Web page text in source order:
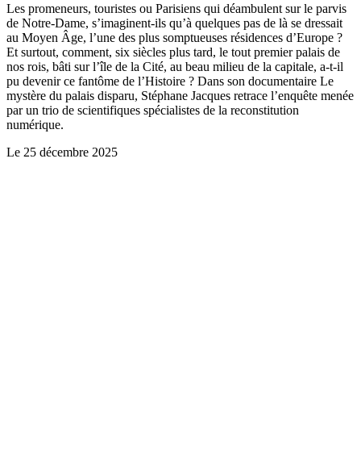
Les promeneurs, touristes ou Parisiens qui déambulent sur le parvis
de Notre-Dame, s’imaginent-ils qu’à quelques pas de là se dressait
au Moyen Âge, l’une des plus somptueuses résidences d’Europe ?
Et surtout, comment, six siècles plus tard, le tout premier palais de
nos rois, bâti sur l’île de la Cité, au beau milieu de la capitale, a-t-il
pu devenir ce fantôme de l’Histoire ? Dans son documentaire Le
mystère du palais disparu, Stéphane Jacques retrace l’enquête menée
par un trio de scientifiques spécialistes de la reconstitution
numérique.
Le 25 décembre 2025